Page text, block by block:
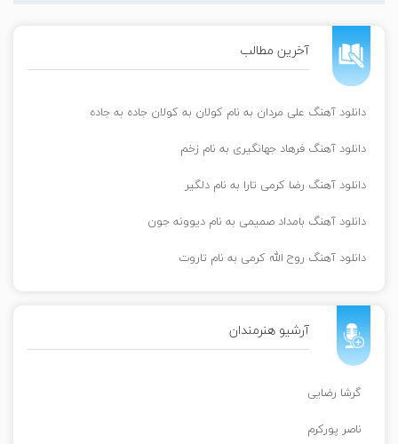
آخرین مطالب
دانلود آهنگ علی مردان به نام کولان به کولان جاده به جاده
دانلود آهنگ فرهاد جهانگیری به نام زخم
دانلود آهنگ رضا کرمی تارا به نام دلگیر
دانلود آهنگ بامداد صمیمی به نام دیوونه جون
دانلود آهنگ روح الله کرمی به نام تاروت
آرشیو هنرمندان
گرشا رضایی
ناصر پورکرم